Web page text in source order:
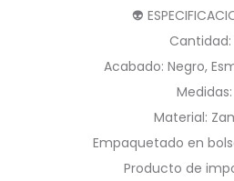
👽
Cantidad:
Acabado: Negro,
Medidas:
Material:
Empaquetado en
Producto de